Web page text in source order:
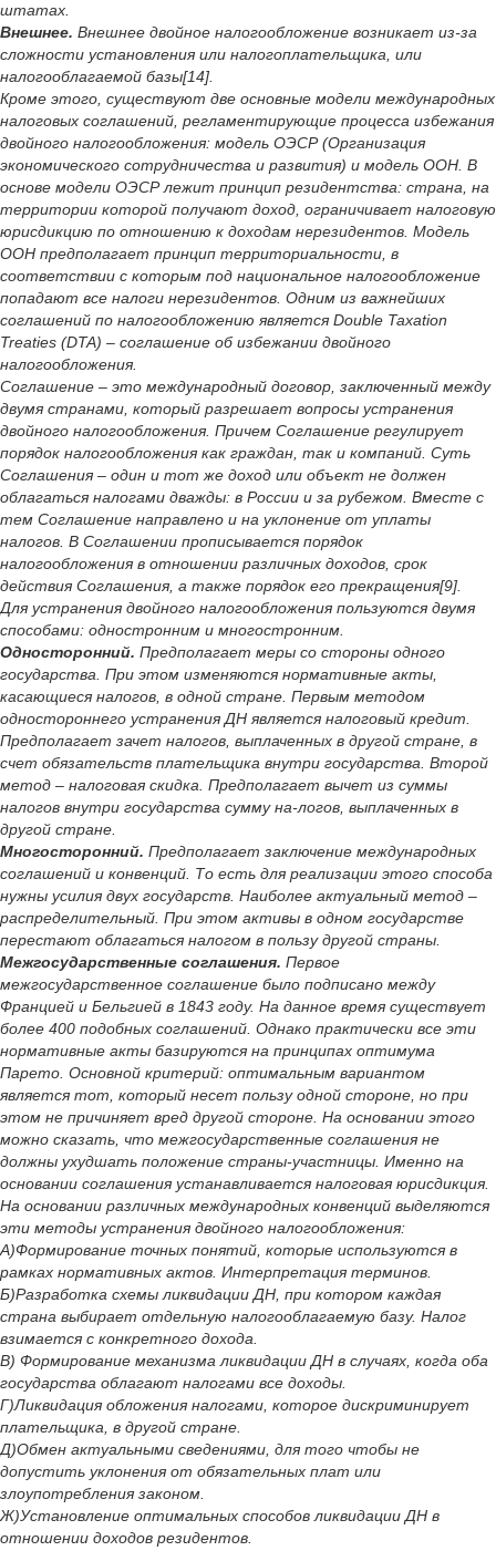
штатах.
Внешнее. Внешнее двойное налогообложение возникает из-за
сложности установления или налогоплательщика, или
налогооблагаемой базы[14].
Кроме этого, существуют две основные модели международных
налоговых соглашений, регламентирующие процесса избежания
двойного налогообложения: модель ОЭСР (Организация
экономического сотрудничества и развития) и модель ООН. В
основе модели ОЭСР лежит принцип резидентства: страна, на
территории которой получают доход, ограничивает налоговую
юрисдикцию по отношению к доходам нерезидентов. Модель
ООН предполагает принцип территориальности, в
соответствии с которым под национальное налогообложение
попадают все налоги нерезидентов. Одним из важнейших
соглашений по налогообложению является Double Taxation
Treaties (DTA) – соглашение об избежании двойного
налогообложения.
Соглашение – это международный договор, заключенный между
двумя странами, который разрешает вопросы устранения
двойного налогообложения. Причем Соглашение регулирует
порядок налогообложения как граждан, так и компаний. Суть
Соглашения – один и тот же доход или объект не должен
облагаться налогами дважды: в России и за рубежом. Вместе с
тем Соглашение направлено и на уклонение от уплаты
налогов. В Соглашении прописывается порядок
налогообложения в отношении различных доходов, срок
действия Соглашения, а также порядок его прекращения[9].
Для устранения двойного налогообложения пользуются двумя
способами: одностронним и многостронним.
Односторонний. Предполагает меры со стороны одного
государства. При этом изменяются нормативные акты,
касающиеся налогов, в одной стране. Первым методом
одностороннего устранения ДН является налоговый кредит.
Предполагает зачет налогов, выплаченных в другой стране, в
счет обязательств плательщика внутри государства. Второй
метод – налоговая скидка. Предполагает вычет из суммы
налогов внутри государства сумму на-логов, выплаченных в
другой стране.
Многосторонний. Предполагает заключение международных
соглашений и конвенций. То есть для реализации этого способа
нужны усилия двух государств. Наиболее актуальный метод –
распределительный. При этом активы в одном государстве
перестают облагаться налогом в пользу другой страны.
Межгосударственные соглашения. Первое
межгосударственное соглашение было подписано между
Францией и Бельгией в 1843 году. На данное время существует
более 400 подобных соглашений. Однако практически все эти
нормативные акты базируются на принципах оптимума
Парето. Основной критерий: оптимальным вариантом
является тот, который несет пользу одной стороне, но при
этом не причиняет вред другой стороне. На основании этого
можно сказать, что межгосударственные соглашения не
должны ухудшать положение страны-участницы. Именно на
основании соглашения устанавливается налоговая юрисдикция.
На основании различных международных конвенций выделяются
эти методы устранения двойного налогообложения:
А)Формирование точных понятий, которые используются в
рамках нормативных актов. Интерпретация терминов.
Б)Разработка схемы ликвидации ДН, при котором каждая
страна выбирает отдельную налогооблагаемую базу. Налог
взимается с конкретного дохода.
В) Формирование механизма ликвидации ДН в случаях, когда оба
государства облагают налогами все доходы.
Г)Ликвидация обложения налогами, которое дискриминирует
плательщика, в другой стране.
Д)Обмен актуальными сведениями, для того чтобы не
допустить уклонения от обязательных плат или
злоупотребления законом.
Ж)Установление оптимальных способов ликвидации ДН в
отношении доходов резидентов.